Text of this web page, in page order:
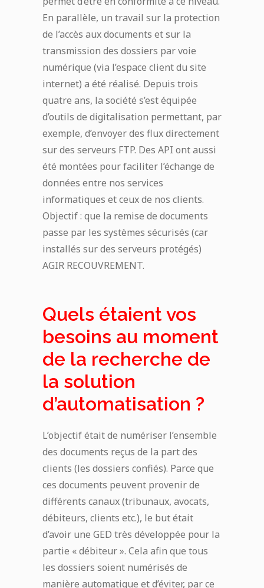
En parallèle, un travail sur la protection
de l’accès aux documents et sur la
transmission des dossiers par voie
numérique (via l’espace client du site
internet) a été réalisé. Depuis trois
quatre ans, la société s’est équipée
d’outils de digitalisation permettant, par
exemple, d’envoyer des flux directement
sur des serveurs FTP. Des API ont aussi
été montées pour faciliter l’échange de
données entre nos services
informatiques et ceux de nos clients.
Objectif : que la remise de documents
passe par les systèmes sécurisés (car
installés sur des serveurs protégés)
AGIR RECOUVREMENT.
Quels étaient vos
besoins au moment
de la recherche de
la solution
d’automatisation ?
L’objectif était de numériser l’ensemble
des documents reçus de la part des
clients (les dossiers confiés). Parce que
ces documents peuvent provenir de
différents canaux (tribunaux, avocats,
débiteurs, clients etc.), le but était
d’avoir une GED très développée pour la
partie « débiteur ». Cela afin que tous
les dossiers soient numérisés de
manière automatique et d’éviter, par ce